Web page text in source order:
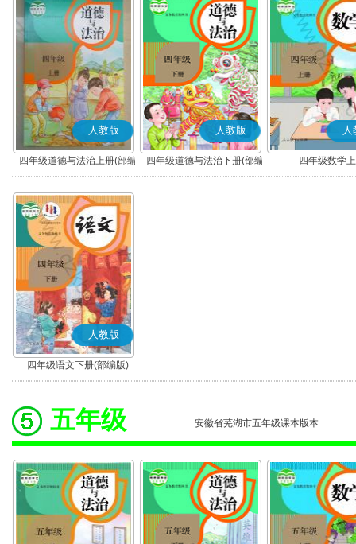
人教版
四年级道德与法治上册(部编
版)
人教版
四年级道德与法治下册(部编
版)
人
四年级数学
人教版
四年级语文下册(部编版)
五年级 安徽省芜湖市五年级课本版本